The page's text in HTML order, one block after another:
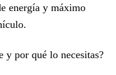
energía y máximo
y por qué lo necesitas?